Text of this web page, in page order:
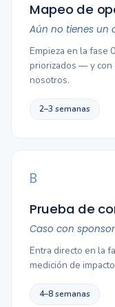
Mapeo de
Aún no tienes un
Empieza en la fase
priorizados — y con
nosotros.
2–3 semanas
B
Prueba de
Caso con
Entra directo en la
medición de
4–8 semanas